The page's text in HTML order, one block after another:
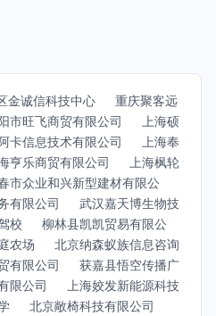
金诚信科技中心
重庆聚客远
市旺飞商贸有限公司
上海硕
卡信息技术有限公司
上海奉
亨乐商贸有限公司
上海枫轮
市众业和兴新型建材有限公
有限公司
武汉嘉天博生物技
校
柳林县凯凯贸易有限公
农场
北京纳森蚁族信息咨询
有限公司
获嘉县悟空传播广
限公司
上海姣发新能源科技
北京敞椅科技有限公司